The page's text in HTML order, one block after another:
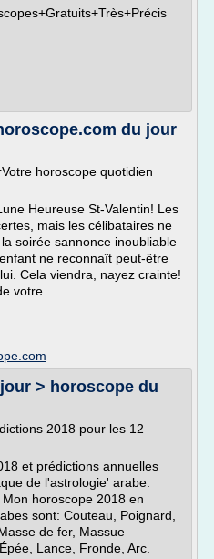
du jour
horoscope quotidien
Heureuse St-Valentin! Les
mais les célibataires ne
soirée sannonce inoubliable
ne reconnaît peut-être
Cela viendra, nayez crainte!
votre...
> horoscope du
2018 pour les 12
et prédictions annuelles
de l'astrologie' arabe.
horoscope 2018 en
sont: Couteau, Poignard,
de fer, Massue
Lance, Fronde, Arc.